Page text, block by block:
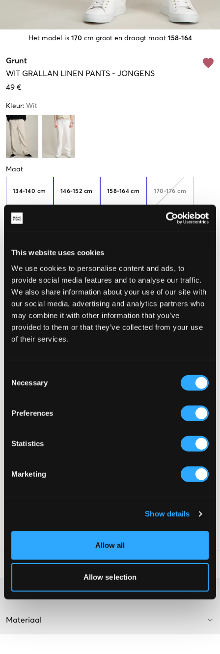
This website uses cookies
We use cookies to personalise content and ads, to
provide social media features and to analyse our traffic.
We also share information about your use of our site with
our social media, advertising and analytics partners who
may combine it with other information that you’ve
provided to them or that they’ve collected from your use
of their services.
Selection
Necessary
Preferences
Statistics
Marketing
Show details
Allow all
Allow selection
Het model is 170 cm groot en draagt maat 158-164
Grunt
WIT GRALLAN LINEN PANTS - JONGENS
49 €
Kleur: Wit
Maat
134-140 cm 146-152 cm 158-164 cm 170-176 cm
De maat lijkt
Te klein Perfect Te groot
MAATTABEL
KIES EEN MAAT
Recht op herroeping binnen 60 dagen
Lichte linnenmix broeken van Grunt. De taille heeft elastiek en
deze te combineren met het bijbehorende shirt voor een
complete set.
Trekkoord
Laundry Advice:
Washing advice
Materiaal